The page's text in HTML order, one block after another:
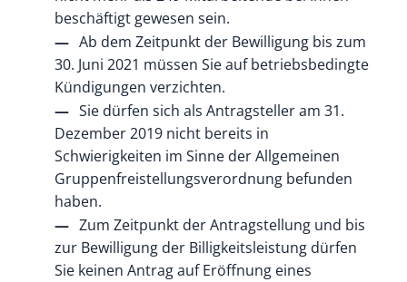
beschäftigt gewesen sein.
Ab dem Zeitpunkt der Bewilligung bis zum
30. Juni 2021 müssen Sie auf betriebsbedingte
Kündigungen verzichten.
Sie dürfen sich als Antragsteller am 31.
Dezember 2019 nicht bereits in
Schwierigkeiten im Sinne der Allgemeinen
Gruppenfreistellungsverordnung befunden
haben.
Zum Zeitpunkt der Antragstellung und bis
zur Bewilligung der Billigkeitsleistung dürfen
Sie keinen Antrag auf Eröffnung eines